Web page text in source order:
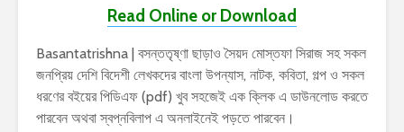
Read Online or Download
Basantatrishna | বসন্ততৃষ্ণা ছাড়াও সৈয়দ মোস্তফা সিরাজ সহ সকল
জনপ্রিয় দেশি বিদেশী লেখকদের বাংলা উপন্যাস, নাটক, কবিতা, গল্প ও সকল
ধরণের বইয়ের পিডিএফ (pdf) খুব সহজেই এক ক্লিক এ ডাউনলোড করতে
পারবেন অথবা স্বপ্নবিলাপ এ অনলাইনেই পড়তে পারবেন।